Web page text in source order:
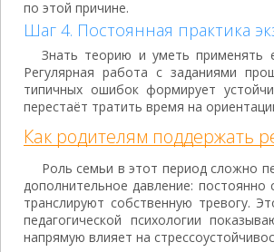
по этой причине.
Шаг 4. Постоянная практика
Знать теорию и уметь применять
Регулярная работа с заданиями
типичных ошибок формирует
перестаёт тратить время на
Как родителям поддержать
Роль семьи в этот период сложно
дополнительное давление:
транслируют собственную тревогу.
педагогической психологии
напрямую влияет на